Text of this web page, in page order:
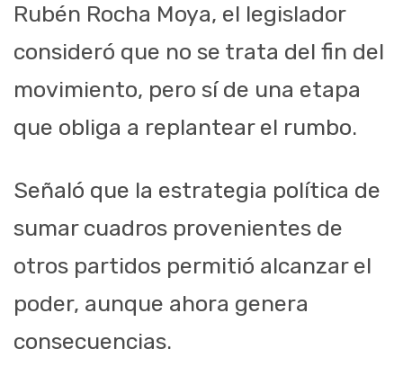
Rubén Rocha Moya, el legislador
consideró que no se trata del fin del
movimiento, pero sí de una etapa
que obliga a replantear el rumbo.
Señaló que la estrategia política de
sumar cuadros provenientes de
otros partidos permitió alcanzar el
poder, aunque ahora genera
consecuencias.